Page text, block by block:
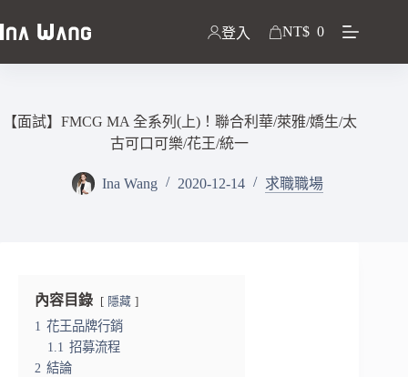
登入 NT$ 0
【面試】FMCG MA 全系列(上)！聯合利華/萊雅/嬌生/太
古可口可樂/花王/統一
Ina Wang 2020-12-14 求職職場
內容目錄 隱藏
1 花王品牌行銷
1.1 招募流程
2 結論